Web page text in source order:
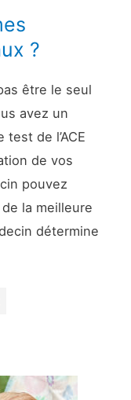
?
être le seul
avez un
de l’ACE
de vos
pouvez
la meilleure
détermine